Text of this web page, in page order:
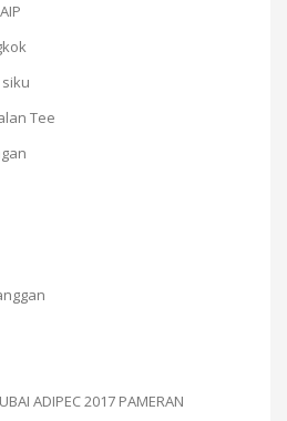
Tee
ADIPEC 2017 PAMERAN